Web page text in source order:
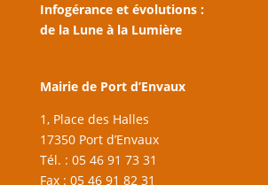
Infogérance et évolutions :
de la Lune à la Lumière
Mairie de Port d’Envaux
1, Place des Halles
17350 Port d’Envaux
Tél. : 05 46 91 73 31
Fax : 05 46 91 82 31